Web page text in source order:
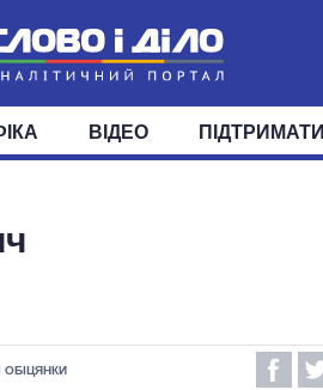
ВІДЕО ПІДТРИМАТИ
ОБІЦЯНКИ